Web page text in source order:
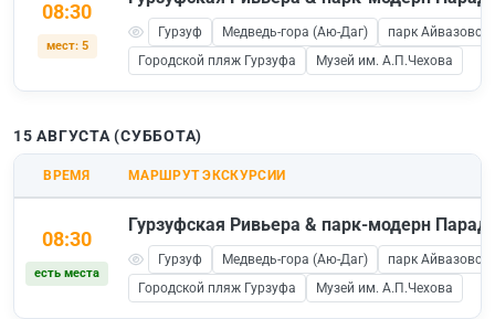
08:30
мест: 5
Гурзуф Медведь-гора (Аю-Даг)
парк
Городской пляж Гурзуфа
Музей им. А.П.Чехова
15 АВГУСТА (СУББОТА)
ВРЕМЯ МАРШРУТ ЭКСКУРСИИ
08:30
есть места
Гурзуфская Ривьера & парк-модерн
Гурзуф Медведь-гора (Аю-Даг)
парк
Городской пляж Гурзуфа
Музей им. А.П.Чехова